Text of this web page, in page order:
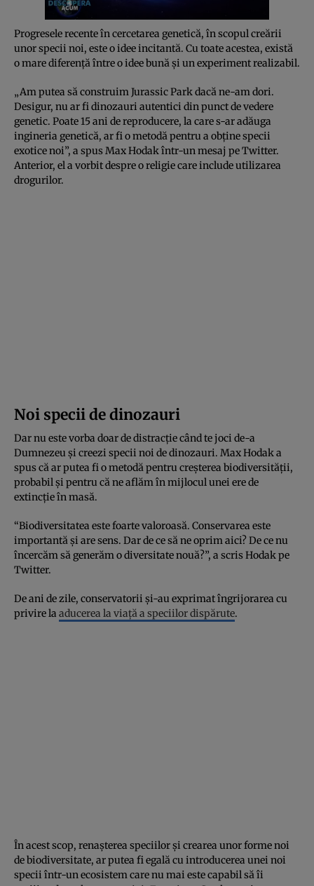
Progresele recente în cercetarea genetică, în scopul creării
unor specii noi, este o idee incitantă. Cu toate acestea, există
o mare diferență între o idee bună și un experiment realizabil.
„Am putea să construim Jurassic Park dacă ne-am dori.
Desigur, nu ar fi dinozauri autentici din punct de vedere
genetic. Poate 15 ani de reproducere, la care s-ar adăuga
ingineria genetică, ar fi o metodă pentru a obține specii
exotice noi”, a spus Max Hodak într-un mesaj pe Twitter.
Anterior, el a vorbit despre o religie care include utilizarea
drogurilor.
Noi specii de dinozauri
Dar nu este vorba doar de distracție când te joci de-a
Dumnezeu și creezi specii noi de dinozauri. Max Hodak a
spus că ar putea fi o metodă pentru creșterea biodiversității,
probabil și pentru că ne aflăm în mijlocul unei ere de
extincție în masă.
“Biodiversitatea este foarte valoroasă. Conservarea este
importantă și are sens. Dar de ce să ne oprim aici? De ce nu
încercăm să generăm o diversitate nouă?”, a scris Hodak pe
Twitter.
De ani de zile, conservatorii și-au exprimat îngrijorarea cu
privire la aducerea la viață a speciilor dispărute.
În acest scop, renașterea speciilor și crearea unor forme noi
de biodiversitate, ar putea fi egală cu introducerea unei noi
specii într-un ecosistem care nu mai este capabil să îi